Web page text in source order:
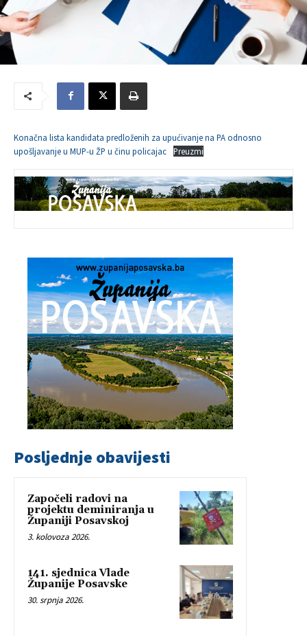
Konačna lista kandidata predloženih za upućivanje na PA odnosno
upošljavanje u MUP-u ŽP u činu policajac
Preuzmi
Posljednje obavijesti
Započeli radovi na
projektu deminiranja u
Županiji Posavskoj
3. kolovoza 2026.
141. sjednica Vlade
Županije Posavske
30. srpnja 2026.